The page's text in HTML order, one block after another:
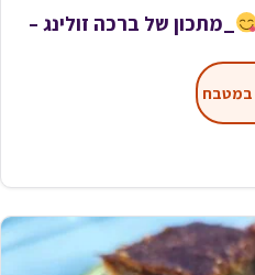
_מתכון של ברכה זולינג –
במטבח